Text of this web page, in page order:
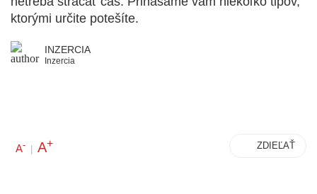
ktorými určite potešíte.
INZERCIA
Inzercia
A- | A+ ZDIEĽAŤ